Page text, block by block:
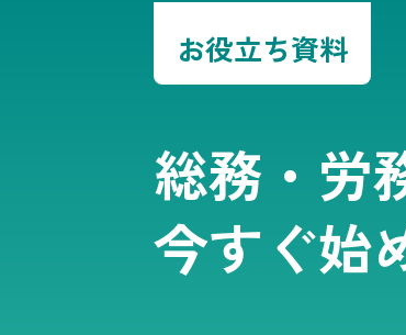
お役立ち資料
総務・労
今すぐ始